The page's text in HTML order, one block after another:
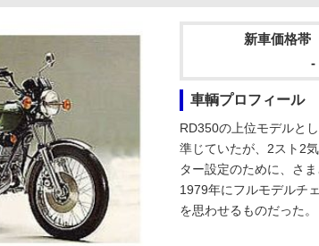
新車価格帯
-
車輌プロフィール
RD350の上位モデルと
準じていたが、2スト2
ター設定のために、さ
1979年にフルモデルチ
を思わせるものだった。